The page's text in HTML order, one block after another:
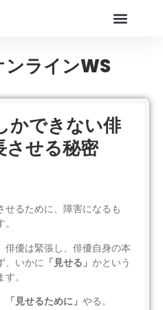
ラインWS
かできない俳
させる秘密
せるために、障害になるも
。
俳優は緊張し、俳優自身の本
、いかに
「見せる」 かという
。
「見せるために」 やる。